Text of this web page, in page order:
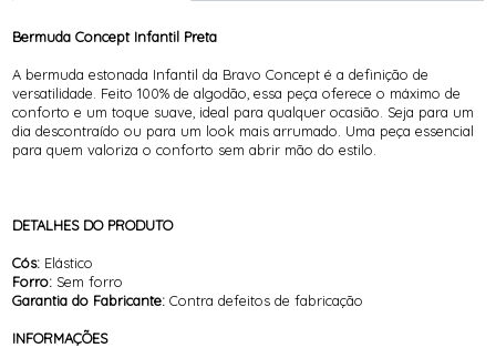
Bermuda Concept Infantil Preta
A bermuda estonada Infantil da Bravo Concept é a definição de
versatilidade. Feito 100% de algodão, essa peça oferece o máximo de
conforto e um toque suave, ideal para qualquer ocasião. Seja para um
dia descontraído ou para um look mais arrumado. Uma peça essencial
para quem valoriza o conforto sem abrir mão do estilo.
DETALHES DO PRODUTO
Cós: Elástico
Forro: Sem forro
Garantia do Fabricante:Contra defeitos de fabricação
INFORMAÇÕES